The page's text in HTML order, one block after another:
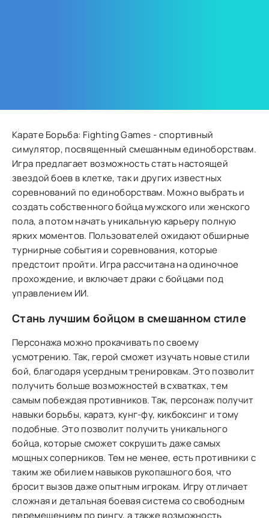
Карате Борьба: Fighting Games - спортивный
симулятор, посвященный смешанным единоборствам.
Игра предлагает возможность стать настоящей
звездой боев в клетке, так и других известных
соревнований по единоборствам. Можно выбрать и
создать собственного бойца мужского или женского
пола, а потом начать уникальную карьеру полную
ярких моментов. Пользователей ожидают обширные
турнирные события и соревнования, которые
предстоит пройти. Игра рассчитана на одиночное
прохождение, и включает драки с бойцами под
управлением ИИ.
Стань лучшим бойцом в смешанном стиле
Персонажа можно прокачивать по своему
усмотрению. Так, герой сможет изучать новые стили
бой, благодаря усердным тренировкам. Это позволит
получить больше возможностей в схватках, тем
самым побеждая противников. Так, персонаж получит
навыки борьбы, каратэ, кунг-фу, кикбоксинг и тому
подобные. Это позволит получить уникального
бойца, которые сможет сокрушить даже самых
мощных соперников. Тем не менее, есть противники с
таким же обилием навыков рукопашного боя, что
бросит вызов даже опытным игрокам. Игру отличает
сложная и детальная боевая система со свободным
перемещением по рингу, а также возможность